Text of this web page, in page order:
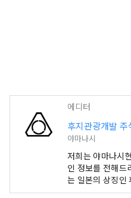
에디터
후지관광개발 주
야마나시
저희는 야마나시
인 정보를 전해드
는 일본의 상징인
함께 소개해 드립니다. 야마나시현 후